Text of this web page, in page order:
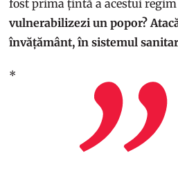
fost prima țintă a acestui
vulnerabilizezi un popor?
învățământ, în sistemul
*